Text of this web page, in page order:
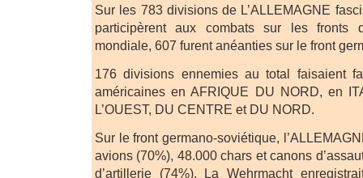
Sur les 783 divisions de L’ALLEMAGNE
participèrent aux combats sur les fronts
mondiale, 607 furent anéanties sur le front
176 divisions ennemies au total faisaient
américaines en AFRIQUE DU NORD, en
L’OUEST, DU CENTRE et DU NORD.
Sur le front germano-soviétique,
avions (70%), 48.000 chars et canons
d’artillerie (74%). La Wehrmacht